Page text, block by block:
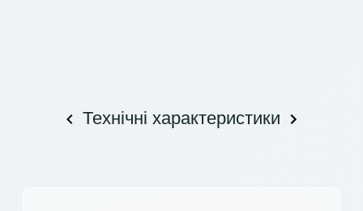
Технічні характеристики